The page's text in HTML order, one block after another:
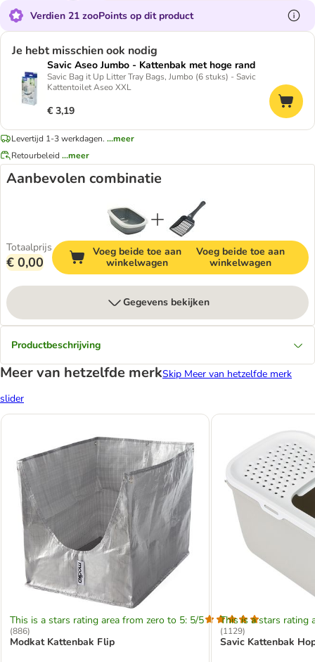
Verdien 21 zooPoints op dit product
Je hebt misschien ook nodig
Savic Aseo Jumbo - Kattenbak met hoge rand
Savic Bag it Up Litter Tray Bags, Jumbo (6 stuks) - Savic
Kattentoilet Aseo XXL
€ 3,19
Levertijd 1-3 werkdagen. ...meer
Retourbeleid ...meer
Aanbevolen combinatie
Totaalprijs
€ 0,00
Voeg beide toe aan
winkelwagen
Voeg beide toe aan
winkelwagen
Gegevens bekijken
Productbeschrijving
Meer van hetzelfde merkSkip Meer van hetzelfde merk
slider
This is a stars rating area from zero to 5: 5/5
(886)
Modkat Kattenbak Flip
This is a stars rating
(1129)
Savic Kattenbak